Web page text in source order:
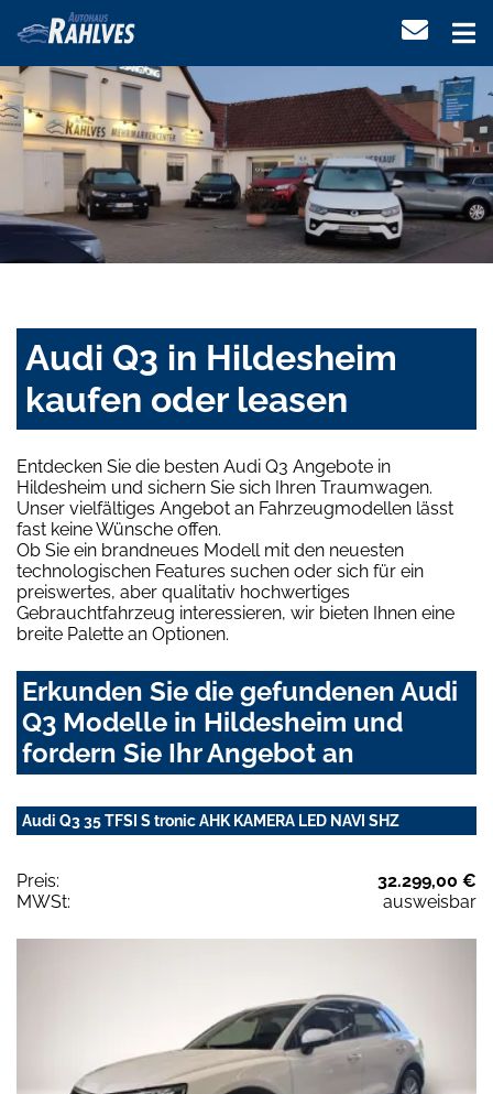
Audi Q3 in Hildesheim
kaufen oder leasen
Entdecken Sie die besten Audi Q3 Angebote in
Hildesheim und sichern Sie sich Ihren Traumwagen.
Unser vielfältiges Angebot an Fahrzeugmodellen lässt
fast keine Wünsche offen.
Ob Sie ein brandneues Modell mit den neuesten
technologischen Features suchen oder sich für ein
preiswertes, aber qualitativ hochwertiges
Gebrauchtfahrzeug interessieren, wir bieten Ihnen eine
breite Palette an Optionen.
Erkunden Sie die gefundenen Audi
Q3 Modelle in Hildesheim und
fordern Sie Ihr Angebot an
Audi Q3 35 TFSI S tronic AHK KAMERA LED NAVI SHZ
Preis:
32.299,00 €
MWSt:
ausweisbar